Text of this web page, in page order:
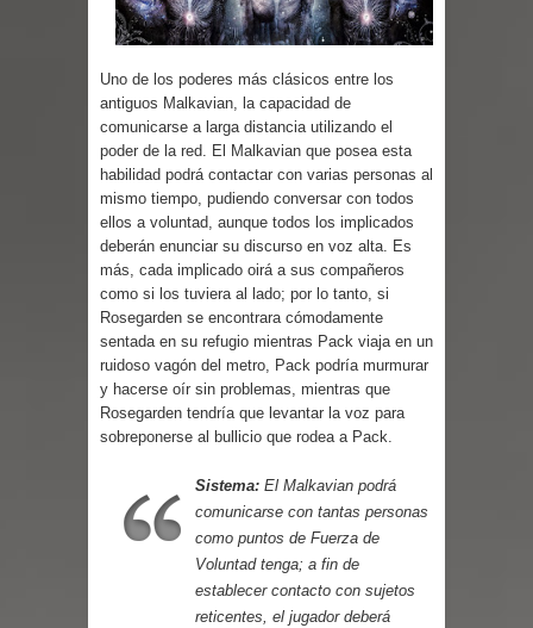
Parte 03: La Traición
Parte 02: Vuelve el Hijo Prodigo
Parte 03: Reflexiones
Parte 02: Un Bicho Raro
Parte 01: Una Misión de Locos
Parte 03: Forastero en Tierra Muerta
Uno de los poderes más clásicos entre los
antiguos Malkavian, la capacidad de
comunicarse a larga distancia utilizando el
poder de la red. El Malkavian que posea esta
habilidad podrá contactar con varias personas al
mismo tiempo, pudiendo conversar con todos
ellos a voluntad, aunque todos los implicados
deberán enunciar su discurso en voz alta. Es
más, cada implicado oirá a sus compañeros
como si los tuviera al lado; por lo tanto, si
Rosegarden se encontrara cómodamente
sentada en su refugio mientras Pack viaja en un
ruidoso vagón del metro, Pack podría murmurar
y hacerse oír sin problemas, mientras que
Rosegarden tendría que levantar la voz para
sobreponerse al bullicio que rodea a Pack.
Sistema: El Malkavian podrá
comunicarse con tantas personas
como puntos de Fuerza de
Voluntad tenga; a fin de
establecer contacto con sujetos
reticentes, el jugador deberá